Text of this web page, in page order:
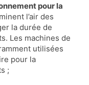
pour la
l’air des
la durée de
Les machines de
utilisées
pour la
;